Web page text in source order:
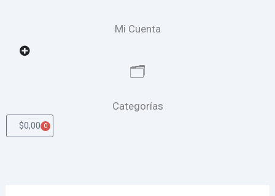
Mi Cuenta
Open
🗂️
Categorías
$0,00 0
Cart